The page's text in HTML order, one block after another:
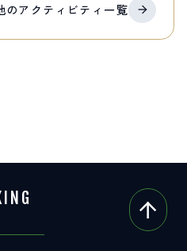
のアクティビティ 一覧